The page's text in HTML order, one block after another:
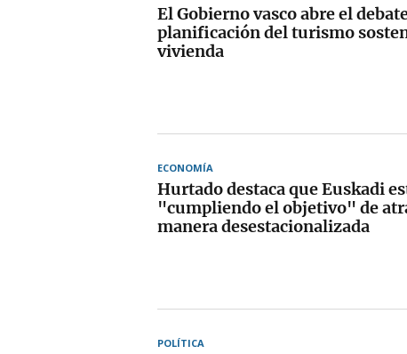
El Gobierno vasco abre el
planificación del turismo
vivienda
ECONOMÍA
Hurtado destaca que Euskadi
"cumpliendo el objetivo" de
manera desestacionalizada
POLÍTICA